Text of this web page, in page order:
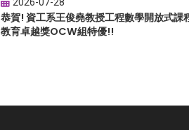
2026-07-28
恭賀! 資工系王俊堯教授工程數學開放式
教育卓越獎OCW組特優!!